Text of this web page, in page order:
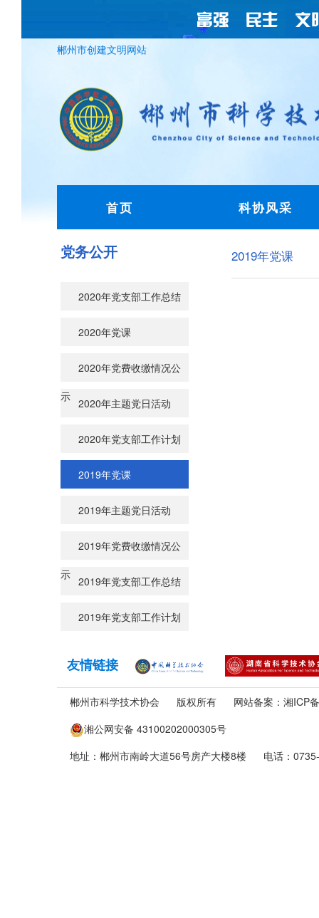
郴州市创建文明网站
首页 科协风采
党务公开
2020年党支部工作总结
2020年党课
2020年党费收缴情况公
示 2020年主题党日活动
2020年党支部工作计划
2019年党课
2019年主题党日活动
2019年党费收缴情况公
示 2019年党支部工作总结
2019年党支部工作计划
2019年党课
友情链接
郴州市科学技术协会 版权所有 网站备案： 湘ICP
湘公网安备 43100202000305号
地址：郴州市南岭大道56号房产大楼8楼
电话：